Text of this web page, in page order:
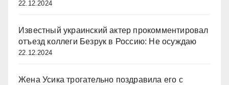
22.12.2024
Известный украинский актер прокомментировал
отъезд коллеги Безрук в Россию: Не осуждаю
22.12.2024
Жена Усика трогательно поздравила его с